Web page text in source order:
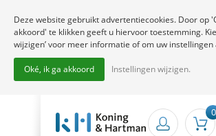
0
Deze website gebruikt advertentiecookies. Door op
akkoord' te klikken geeft u hiervoor toestemming.
wijzigen’ voor meer informatie of om uw instellingen
Oké, ik ga akkoord Instellingen wijzigen.